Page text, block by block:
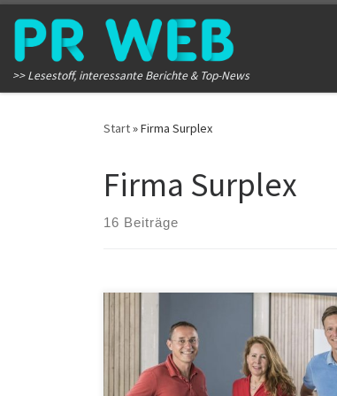
Zum Inhalt springen
>> Lesestoff, interessante Berichte & Top-News
Start»Firma Surplex
Firma Surplex
16 Beiträge
Im Jahr 2023 stand die europäische
dem Einfluss hoher Energiepreise und
Zinserhöhungen der EZB und die
Verunsicherung der Wirtschaft dämpften